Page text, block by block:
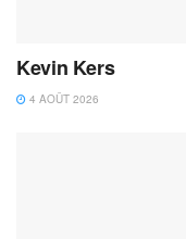
Kevin Kers
4 AOÛT 2026